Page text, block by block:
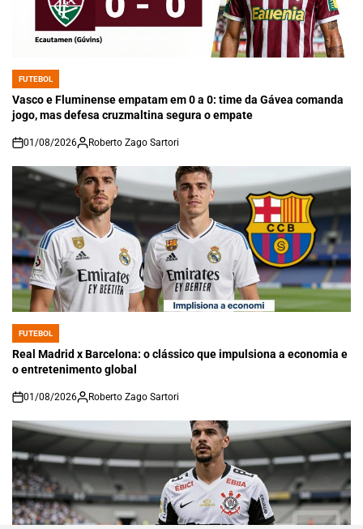
POSTED
IN
FUTEBOL
Vasco e Fluminense empatam em 0 a 0: time da Gávea comanda
jogo, mas defesa cruzmaltina segura o empate
on
01/08/2026 Roberto Zago Sartori
POSTED
IN
FUTEBOL
Real Madrid x Barcelona: o clássico que impulsiona a economia e
o entretenimento global
on
01/08/2026 Roberto Zago Sartori